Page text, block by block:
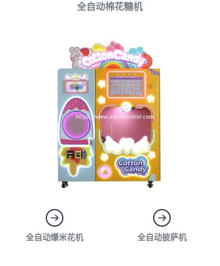
全自动披萨机
全自动爆米花机
全自动棉花糖机